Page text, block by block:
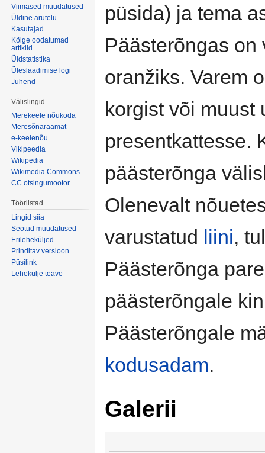
püsida) ja tema
Päästerõngas on
oranžiks. Varem
korgist või muust
presentkattesse.
päästerõnga
Olenevalt
varustatud
liini,
Päästerõnga
päästerõngale
Päästerõngale
kodusadam.
Galerii
Viimased muudatused
Üldine arutelu
Kasutajad
Kõige oodatumad
artiklid
Üldstatistika
Üleslaadimise logi
Juhend
Välislingid
Merekeele nõukoda
Meresõnaraamat
e-keelenõu
Vikipeedia
Wikipedia
Wikimedia Commons
CC otsingumootor
Tööriistad
Lingid siia
Seotud muudatused
Erileheküljed
Prinditav versioon
Püsilink
Lehekülje teave